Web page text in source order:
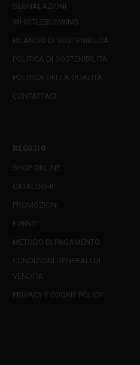
SEGNALAZIONI
WHISTLEBLOWING
BILANCIO DI SOSTENIBILITÀ
POLITICA DI SOSTENIBILITÀ
POLITICA DELLA QUALITÀ
CONTATTACI
NEGOZIO
SHOP ONLINE
CATALOGHI
PROMOZIONI
EVENTI
METODO DI PAGAMENTO
CONDIZIONI GENERALI DI
VENDITA
PRIVACY E COOKIE POLICY